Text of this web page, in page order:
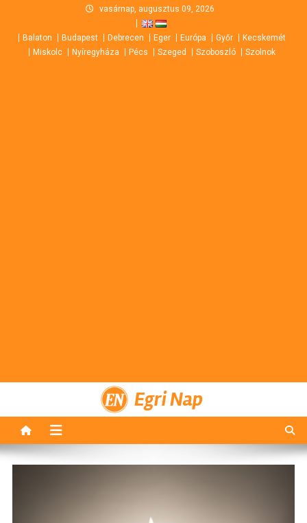
content
vasárnap, augusztus 09, 2026
Balaton Budapest Debrecen Eger Európa Győr
Kecskemét
Miskolc
Nyíregyháza Pécs Szeged Szoboszló Szolnok
Egri Nap